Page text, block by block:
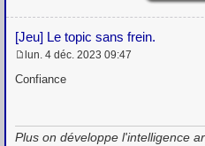
[Jeu] Le topic sans frein.
e
g
e
lun. 4 déc. 2023 09:47
Confiance
Plus on développe l'intelligence